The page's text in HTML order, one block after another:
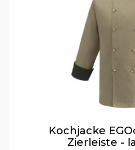
Kochjacke
Zierleiste -